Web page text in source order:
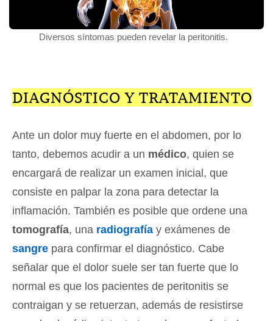
Diversos síntomas pueden revelar la peritonitis.
DIAGNÓSTICO Y TRATAMIENTO
Ante un dolor muy fuerte en el abdomen, por lo
tanto, debemos acudir a un médico, quien se
encargará de realizar un examen inicial, que
consiste en palpar la zona para detectar la
inflamación. También es posible que ordene una
tomografía, una radiografía y exámenes de
sangre para confirmar el diagnóstico. Cabe
señalar que el dolor suele ser tan fuerte que lo
normal es que los pacientes de peritonitis se
contraigan y se retuerzan, además de resistirse